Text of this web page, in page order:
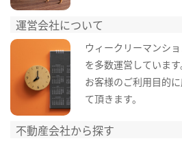
運営会社について
ウィークリーマンシ
を多数運営しています
お客様のご利用目的
て頂きます。
不動産会社から探す